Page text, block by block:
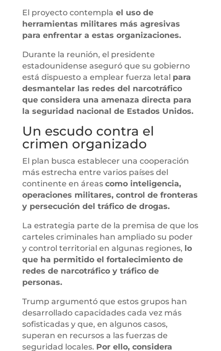
El proyecto contempla el uso de
herramientas militares más agresivas
para enfrentar a estas organizaciones.
Durante la reunión, el presidente
estadounidense aseguró que su gobierno
está dispuesto a emplear fuerza letal para
desmantelar las redes del narcotráfico
que considera una amenaza directa para
la seguridad nacional de Estados Unidos.
Un escudo contra el
crimen organizado
El plan busca establecer una cooperación
más estrecha entre varios países del
continente en áreas como inteligencia,
operaciones militares, control de fronteras
y persecución del tráfico de drogas.
La estrategia parte de la premisa de que los
carteles criminales han ampliado su poder
y control territorial en algunas regiones, lo
que ha permitido el fortalecimiento de
redes de narcotráfico y tráfico de
personas.
Trump argumentó que estos grupos han
desarrollado capacidades cada vez más
sofisticadas y que, en algunos casos,
superan en recursos a las fuerzas de
seguridad locales. Por ello, considera